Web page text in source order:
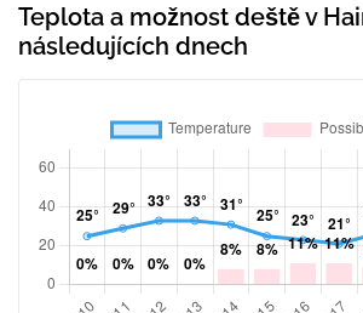
Teplota a možnost deště v
následujících dnech